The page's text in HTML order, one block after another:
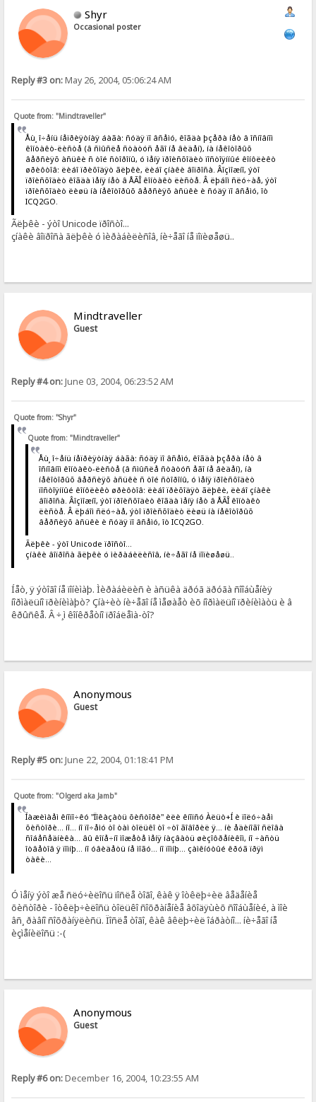
Shyr
Occasional poster
Reply #3 on:May 26, 2004, 05:06:24 AM
Quote from: "Mindtraveller"
Åù¸ î÷åíü íåïðèÿòíàÿ áàãà: ñóäÿ ïî âñåìó, êîãäà þçåðà íåò â îñíîâíîì
êîíòàêò-ëèñòå (â ñìûñëå ñòàòóñ åãî íå âèäåí), íà íåêîòîðûõ
âåðñèÿõ àñüêè ñ òîé ñòîðîíû, ó ìåíÿ ïðîèñõîäèò ïîñòîÿííûé êîíôëèêò
øðèôòîâ: ëèáî ïðèõîäÿò ãëþêè, ëèáî çíàêè âîïðîñà. Âîçìîæíî, ýòî
ïðîèñõîäèò êîãäà ìåíÿ íåò â ÅÃÎ êîíòàêò ëèñòå. Â ëþáîì ñëó÷àå, ýòî
ïðîèñõîäèò ëèøü íà íåêîòîðûõ âåðñèÿõ àñüêè è ñóäÿ ïî âñåìó, îò
ICQ2GO.
Ãëþêè - ýòî Unicode ïðîñòî...
çíàêè âîïðîñà ãëþêè ó ìèðàáèëèñîâ, íè÷åãî íå ïîïèøåøü..
Mindtraveller
Guest
Reply #4 on:June 03, 2004, 06:23:52 AM
Quote from: "Shyr"
Quote from: "Mindtraveller"
Åù¸ î÷åíü íåïðèÿòíàÿ áàãà: ñóäÿ ïî âñåìó, êîãäà þçåðà íåò â
îñíîâíîì êîíòàêò-ëèñòå (â ñìûñëå ñòàòóñ åãî íå âèäåí), íà
íåêîòîðûõ âåðñèÿõ àñüêè ñ òîé ñòîðîíû, ó ìåíÿ ïðîèñõîäèò
ïîñòîÿííûé êîíôëèêò øðèôòîâ: ëèáî ïðèõîäÿò ãëþêè, ëèáî çíàêè
âîïðîñà. Âîçìîæíî, ýòî ïðîèñõîäèò êîãäà ìåíÿ íåò â ÅÃÎ êîíòàêò
ëèñòå. Â ëþáîì ñëó÷àå, ýòî ïðîèñõîäèò ëèøü íà íåêîòîðûõ
âåðñèÿõ àñüêè è ñóäÿ ïî âñåìó, îò ICQ2GO.
Ãëþêè - ýòî Unicode ïðîñòî...
çíàêè âîïðîñà ãëþêè ó ìèðàáèëèñîâ, íè÷åãî íå ïîïèøåøü..
Íåò, ÿ ýòîãî íå ïîíèìàþ. Ìèðàáèëèñ è àñüêà äðóã äðóãà ñîîáùåíèÿ
íîðìàëüíî ïðèíèìàþò? Çíà÷èò íè÷åãî íå ìåøàåò èõ íîðìàëüíî ïðèíèìàòü è â
êðûñêå. Â ÷¸ì êîíêðåòíî ïðîáëåìà-òî?
Anonymous
Guest
Reply #5 on:June 22, 2004, 01:18:41 PM
Quote from: "Olgerd aka Jamb"
Íàæèìàåì êíîïî÷êó "Ïîêàçàòü õèñòîðè" èëè êíîïñó Àëüò+Í è ïîëó÷àåì
õèñòîðè... íî... íî ïî÷åìó òî òàì òîëüêî òî ÷òî ãîâîðèë ÿ... íè åäèíîãî ñëîâà
ñîáåñåäíèêà... âû êîíå÷íî ìîæåòå ìåíÿ íàçâàòü øèçîôðåíèêîì, íî ÷àñòü
îòâåòîâ ÿ ïîìíþ... íî óâèäåòü íå ìîãó... íî ïîìíþ... çàìêíóòûé êðóã ïðÿì
òàêè...
Ó ìåíÿ ýòî æå ñëó÷èëîñü ïîñëå òîãî, êàê ÿ îòêëþ÷èë âåäåíèå
õèñòîðè - îòêëþ÷èëîñü òîëüêî ñîõðàíåíèå âõîäÿùèõ ñîîáùåíèé, à ìîè
âñ¸ ðàâíî ñîõðàíÿëèñü. Ïîñëå òîãî, êàê âêëþ÷èë îáðàòíî... íè÷åãî íå
èçìåíèëîñü :-(
Anonymous
Guest
Reply #6 on:December 16, 2004, 10:23:55 AM